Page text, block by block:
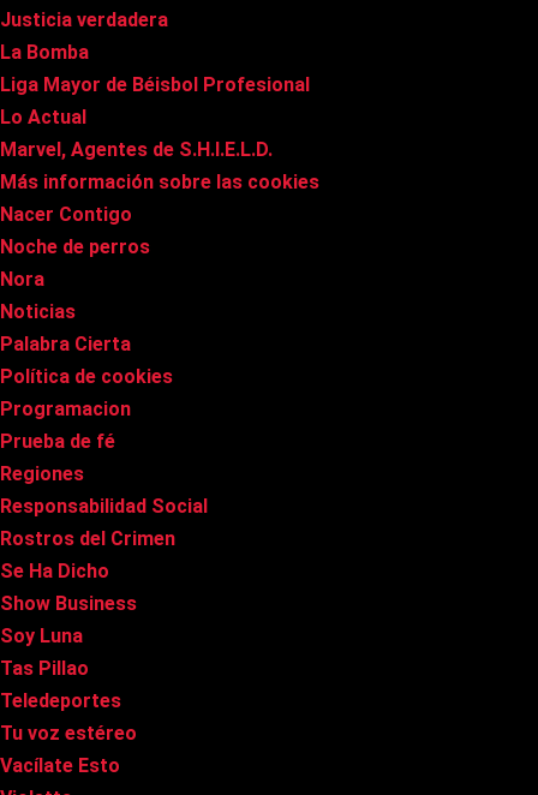
Justicia verdadera
La Bomba
Liga Mayor de Béisbol Profesional
Lo Actual
Marvel, Agentes de S.H.I.E.L.D.
Más información sobre las cookies
Nacer Contigo
Noche de perros
Nora
Noticias
Palabra Cierta
Política de cookies
Programacion
Prueba de fé
Regiones
Responsabilidad Social
Rostros del Crimen
Se Ha Dicho
Show Business
Soy Luna
Tas Pillao
Teledeportes
Tu voz estéreo
Vacílate Esto